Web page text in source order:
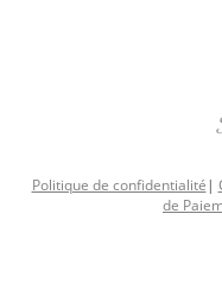
Politique de confidentialité |
de